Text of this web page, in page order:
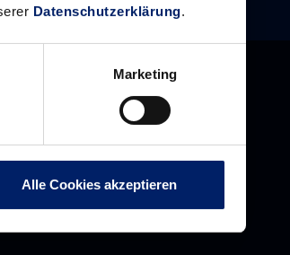
Datenschutzerklärung.
Marketing
Alle Cookies akzeptieren